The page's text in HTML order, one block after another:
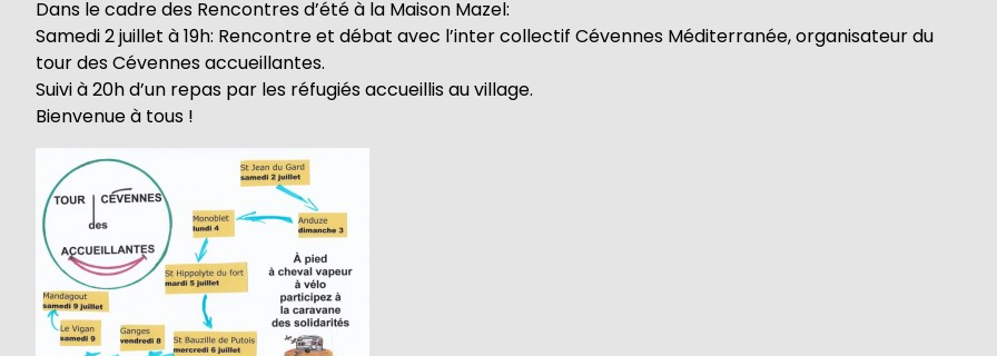
Dans le cadre des Rencontres d’été à la Maison Mazel:
Samedi 2 juillet à 19h: Rencontre et débat avec l’inter collectif Cévennes Méditerranée, organisateur du
tour des Cévennes accueillantes.
Suivi à 20h d’un repas par les réfugiés accueillis au village.
Bienvenue à tous !